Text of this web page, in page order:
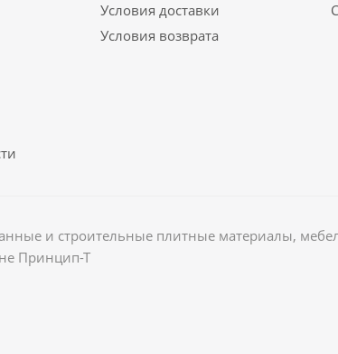
Условия доставки
Условия возврата
и строительные плитные материалы,
Принцип-Т